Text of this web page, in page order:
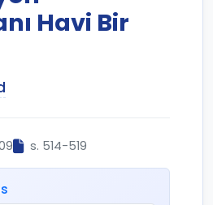
Havi Bir
s. 514-519